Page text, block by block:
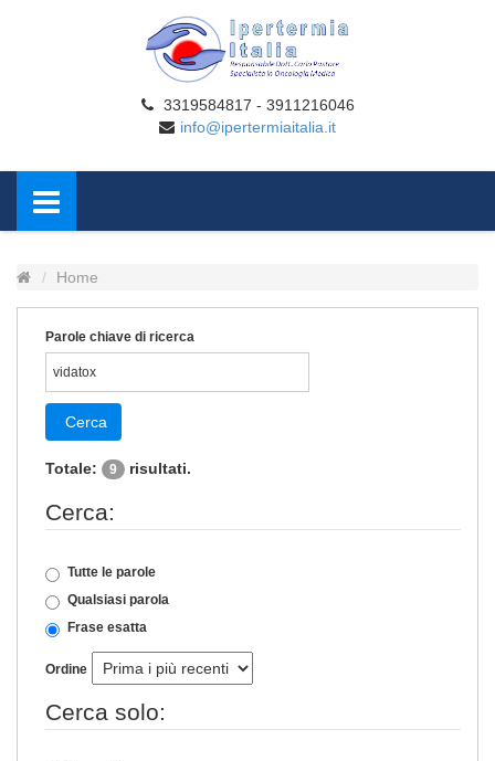
3319584817 - 3911216046
info@ipertermiaitalia.it
Home
Parole chiave di ricerca
Cerca
Totale: 9 risultati.
Cerca:
Tutte le parole
Qualsiasi parola
Frase esatta
Ordine
Cerca solo: